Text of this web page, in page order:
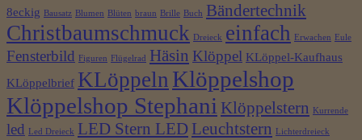
8eckig Bausatz Blumen Blüten braun Brille Buch Bändertechnik
Christbaumschmuck Dreieck einfach Erwachen Eule
Fensterbild Figuren Flügelrad Häsin Klöppel KLöppel-Kaufhaus
KLöppelbrief KLöppeln Klöppelshop
Klöppelshop Stephani Klöppelstern Kurrende
led Led Dreieck LED Stern LED Leuchtstern Lichterdreieck